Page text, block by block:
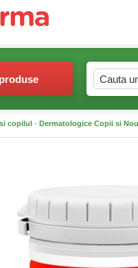
copilul - Dermatologice Copii si